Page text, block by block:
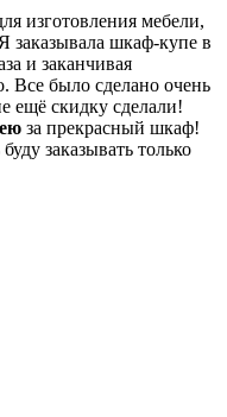
изготовления мебели,
заказывала шкаф-купе в
и заканчивая
Все было сделано очень
ещё скидку сделали!
за прекрасный шкаф!
заказывать только